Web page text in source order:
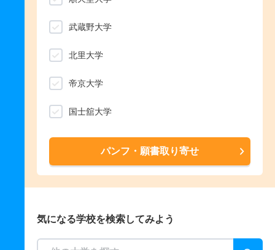
武蔵野大学
北里大学
帝京大学
国士舘大学
パンフ・願書取り寄せ
気になる学校を検索してみよう